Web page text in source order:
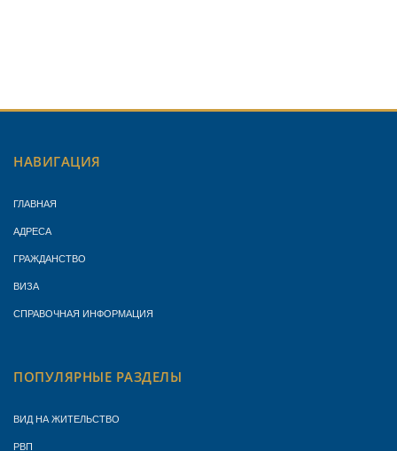
НАВИГАЦИЯ
ГЛАВНАЯ
АДРЕСА
ГРАЖДАНСТВО
ВИЗА
СПРАВОЧНАЯ ИНФОРМАЦИЯ
ПОПУЛЯРНЫЕ РАЗДЕЛЫ
ВИД НА ЖИТЕЛЬСТВО
РВП